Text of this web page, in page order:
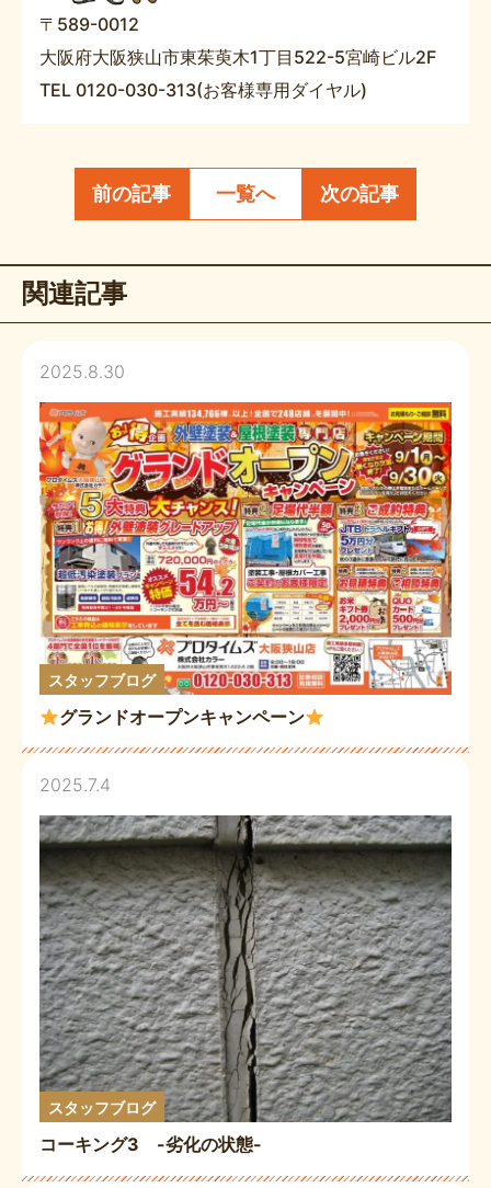
〒589-0012
大阪府大阪狭山市東茱萸木1丁目522-5宮崎ビル2F
TEL 0120-030-313(お客様専用ダイヤル)
前の記事 一覧へ 次の記事
関連記事
2025.8.30
スタッフブログ
グランドオープンキャンペーン
2025.7.4
スタッフブログ
コーキング3 -劣化の状態-